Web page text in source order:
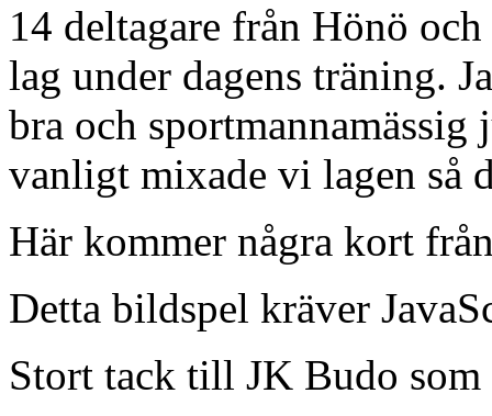
14 deltagare från Hönö
lag under dagens träning.
bra och
vanligt mixade vi lagen så
Här kommer några kort
Detta bildspel kräver
Stort tack till JK Budo